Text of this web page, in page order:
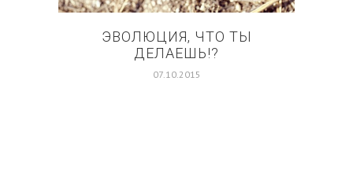
ЭВОЛЮЦИЯ, ЧТО ТЫ
ДЕЛАЕШЬ!?
07.10.2015